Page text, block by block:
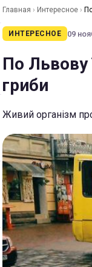
Главная › Интересное ›
ИНТЕРЕСНОЕ 09
По Львову
гриби
Живий організм